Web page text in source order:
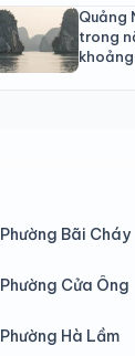
Quảng
trong
Phường Bãi Cháy
Phường Cửa Ông
Phường Hà Lầm